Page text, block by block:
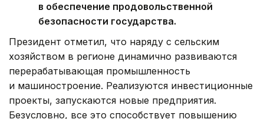
в обеспечение продовольственной
безопасности государства.
Президент отметил, что наряду с сельским
хозяйством в регионе динамично развиваются
перерабатывающая промышленность
и машиностроение. Реализуются инвестиционные
проекты, запускаются новые предприятия.
Безусловно, все это способствует повышению